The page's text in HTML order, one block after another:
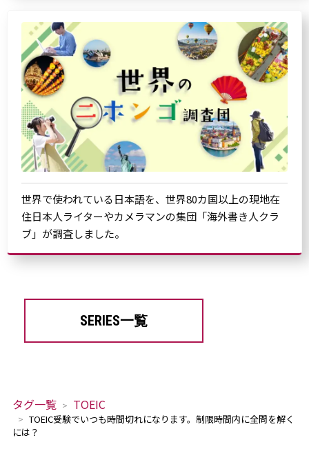
世界で使われている日本語を、世界80カ国以上の現地在
住日本人ライターやカメラマンの集団「海外書き人クラ
ブ」が調査しました。
SERIES一覧
タグ一覧 TOEIC
TOEIC受験でいつも時間切れになります。制限時間内に全問を解く
には？